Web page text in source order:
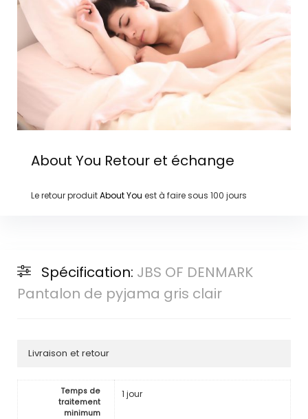
About You Retour et échange
Le retour produitAbout You est à faire sous 100 jours
Spécification: JBS OF DENMARK
Pantalon de pyjama gris clair
Livraison et retour
Temps de
traitement
minimum
1 jour